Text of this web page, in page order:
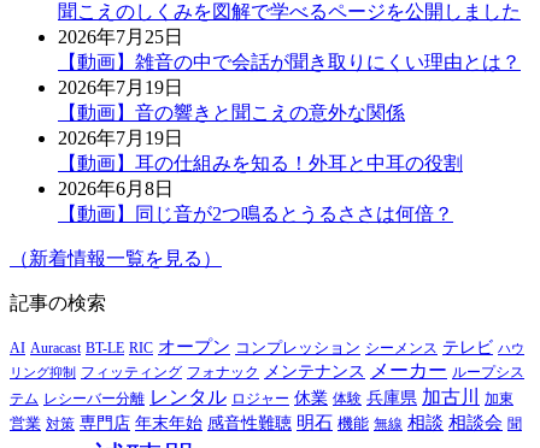
聞こえのしくみを図解で学べるページを公開しました
2026年7月25日
【動画】雑音の中で会話が聞き取りにくい理由とは？
2026年7月19日
【動画】音の響きと聞こえの意外な関係
2026年7月19日
【動画】耳の仕組みを知る！外耳と中耳の役割
2026年6月8日
【動画】同じ音が2つ鳴るとうるささは何倍？
（新着情報一覧を見る）
記事の検索
AI Auracast BT-LE RIC オープン コンプレッション シーメンス テレビ ハウ
リング抑制
フィッティング フォナック メンテナンス メーカー ループシス
テム レシーバー分離 レンタル ロジャー 休業 体験 兵庫県 加古川 加東
営業 対策 専門店 年末年始 感音性難聴 明石 機能 無線 相談 相談会 聞